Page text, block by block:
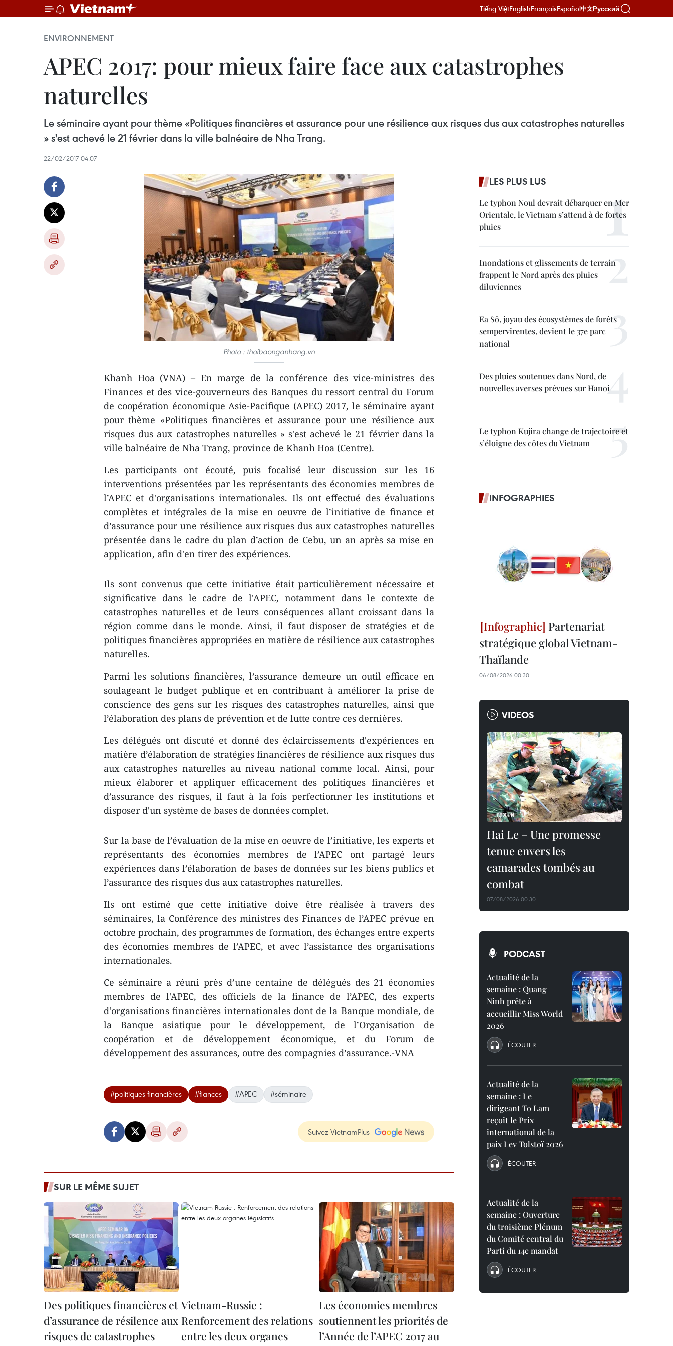
Tiếng ViệtEnglishFrançaisEspañol中文Русский
ENVIRONNEMENT
APEC 2017: pour mieux faire face aux catastrophes
naturelles
Le séminaire ​ayant pour thème «Politiques financières et assurance pour une résilience aux risques dus aux catastrophes naturelles
» s'est achevé le 21 février dans la ville balnéaire de Nha Trang.
22/02/2017 04:07
Photo : thoibaonganhang.vn​
Khanh Hoa (VNA) – En marge de la conférence des vice-ministres des
Finances et des vice-gouverneurs des Banques du ressort central du Forum
de coopération économique Asie-Pacifique (APEC) 2017, le séminaire ​ayant
pour thème «Politiques financières et assurance pour une résilience aux
risques dus aux catastrophes naturelles » s'est achevé le 21 février dans la
ville balnéaire de Nha Trang, province de Khanh Hoa (Centre).
Les participants ont écouté, puis focalisé leur discussion ​sur les 16
interventions ​présentées par les représentants des économies membres de
l’APEC et d​'organisations internationales. Ils ont effectué des évaluations
complètes et intégrales ​de la ​mise en oeuvre de l’initiative de finance et
d’assurance pour une résilience aux risques dus aux catastrophes naturelles
présentée dans le cadre du plan d’action de Cebu, un an après sa mise en
application, afin d'en tirer des expériences.
Ils sont convenus que cette initiative était particulièrement nécessaire et
significative dans le cadre de l'APEC, notamment dans le contexte de
catastrophes naturelles et de leurs conséquences allant croissant dans la
région comme dans le monde. Ainsi, il faut disposer de stratégies et de
politiques financières appropriées en matière de résilience aux catastrophes
naturelles.
Parmi les solutions financières, l’assurance demeure un outil efficace ​en
soulageant le budget publique et en contribuant à améliorer la prise de
conscience des gens sur les risques des catastrophes naturelles, ainsi que
l’élaboration des plans de prévention et de lutte contre ces dernières.
Les délégués ont discuté et ​donné des éclaircissements ​d'expériences en
matière d’élaboration de stratégies financières de résilience aux risques dus
aux catastrophes naturelles au niveau national​ comme local. ​​Ainsi, pour
mieux élaborer et appliquer efficacement des politiques financières et
d’assurance des risques, il faut à la fois perfectionner les institutions et
disposer d'un système de bases de données complet.
Sur la base de l’évaluation de la ​mise en oeuvre de l’initiative, les experts et
représentants des économies membres de l’APEC ont partagé leurs
expériences dans l’élaboration de bases de données sur les biens publics et
l’assurance des risques dus aux catastrophes naturelles.
Ils ont estimé que cette initiative doive être ​​réalisée à travers des
séminaires, la Conférence des ministres des Finances de l’APEC prévue en
octobre prochain, des programmes de formation, des échanges ​entre experts
des économies membres de l’APEC, et avec l’assistance des organisations
internationales.
Ce séminaire a ​réuni près d’une centaine de délégués des 21 économies
membres de l'APEC, des officiels de la finance de l’APEC, des experts
d'organisations financières internationales ​dont de la Banque mondiale, de
la Banque asiatique pour le développement, de l’Organisation de
coopération et de développement économique, et du Forum de
développement des assurances, ​outre des compagnies d’assurance.-VNA
#politiques financières #fiances #APEC #séminaire
Suivez VietnamPlus
SUR LE MÊME SUJET
Des politiques financières et
d’assurance de résilence aux
risques de catastrophes
Vietnam-Russie :
Renforcement des relations
entre les deux organes
​Les économies membres
soutiennent les priorités de
l’Année de l’APEC 2017 au
LES PLUS LUS
Le typhon Noul devrait débarquer en Mer
Orientale, le Vietnam s’attend à de fortes
pluies
Inondations et glissements de terrain
frappent le Nord après des pluies
diluviennes
Ea Sô, joyau des écosystèmes de forêts
sempervirentes, devient le 37e parc
national
Des pluies soutenues dans Nord, de
nouvelles averses prévues sur Hanoi
Le typhon Kujira change de trajectoire et
s’éloigne des côtes du Vietnam
INFOGRAPHIES
Partenariat
stratégique global Vietnam-
Thaïlande
06/08/2026 00:30
VIDEOS
Hai Le – Une promesse
tenue envers les
camarades tombés au
combat
07/08/2026 00:30
PODCAST
Actualité de la
semaine : Quang
Ninh prête à
accueillir Miss World
2026
ÉCOUTER
Actualité de la
semaine : Le
dirigeant To Lam
reçoit le Prix
international de la
paix Lev Tolstoï 2026
ÉCOUTER
Actualité de la
semaine : Ouverture
du troisième Plénum
du Comité central du
Parti du 14e mandat
ÉCOUTER